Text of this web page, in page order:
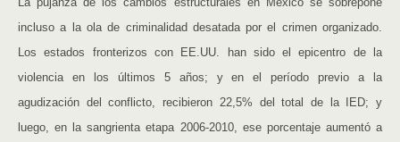
incluso a la ola de criminalidad desatada por el crimen organizado.
Los estados fronterizos con EE.UU. han sido el epicentro de la
violencia en los últimos 5 años; y en el período previo a la
agudización del conflicto, recibieron 22,5% del total de la IED; y
luego, en la sangrienta etapa 2006-2010, ese porcentaje aumentó a